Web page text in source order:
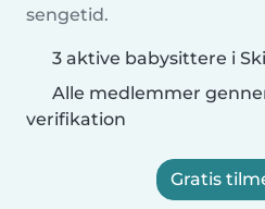
sengetid.
3 aktive babysittere i
Alle medlemmer
verifikation
Gratis